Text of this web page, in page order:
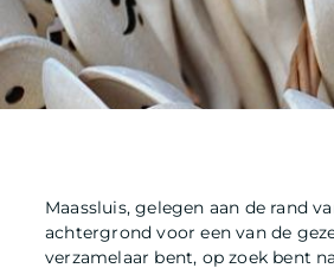
Maassluis, gelegen aan de rand
achtergrond voor een van de
verzamelaar bent, op zoek bent